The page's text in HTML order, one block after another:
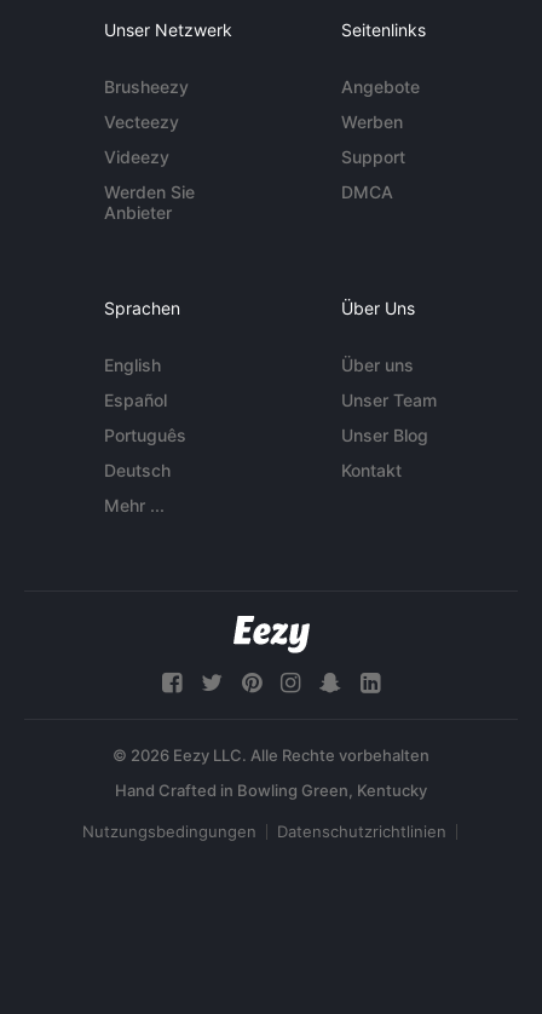
Unser Netzwerk
Brusheezy
Vecteezy
Videezy
Werden Sie
Anbieter
Seitenlinks
Angebote
Werben
Support
DMCA
Sprachen
English
Español
Português
Deutsch
Mehr ...
Über Uns
Über uns
Unser Team
Unser Blog
Kontakt
© 2026 Eezy LLC. Alle Rechte vorbehalten
Nutzungsbedingungen Datenschutzrichtlinien